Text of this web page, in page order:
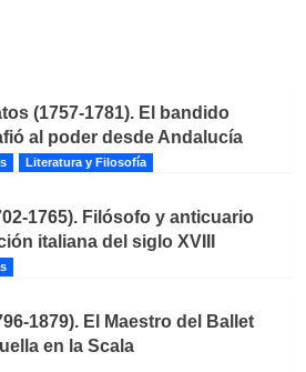
(1757-1781). El bandido
al poder desde Andalucía
Literatura y Filosofía
1765). Filósofo y anticuario
italiana del siglo XVIII
1879). El Maestro del Ballet
en la Scala